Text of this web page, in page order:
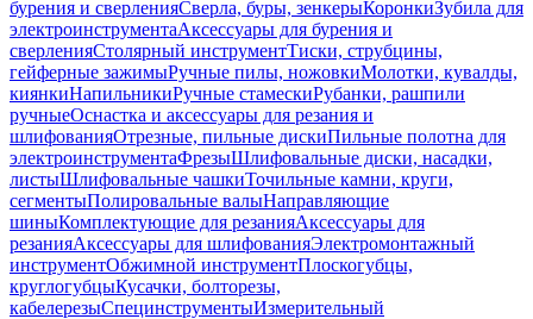
бурения и сверленияСверла, буры, зенкерыКоронкиЗубила для
электроинструментаАксессуары для бурения и
сверленияСтолярный инструментТиски, струбцины,
гейферные зажимыРучные пилы, ножовкиМолотки, кувалды,
киянкиНапильникиРучные стамескиРубанки, рашпили
ручныеОснастка и аксессуары для резания и
шлифованияОтрезные, пильные дискиПильные полотна для
электроинструментаФрезыШлифовальные диски, насадки,
листыШлифовальные чашкиТочильные камни, круги,
сегментыПолировальные валыНаправляющие
шиныКомплектующие для резанияАксессуары для
резанияАксессуары для шлифованияЭлектромонтажный
инструментОбжимной инструментПлоскогубцы,
круглогубцыКусачки, болторезы,
кабелерезыСпецинструментыИзмерительный